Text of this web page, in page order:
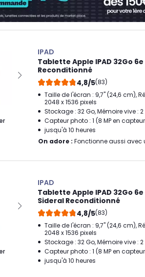
IPAD
Tablette Apple IPAD 32Go 6e
Reconditionné
4,8/5(83)
Taille de l'écran : 9,7" (24,6 cm),
2048 x 1536 pixels
Stockage : 32 Go, Mémoire vive : 2
Capteur photo : 1 (8 MP en
jusqu'à 10 heures
On adore : Fonctionne aussi avec
IPAD
Tablette Apple IPAD 32Go
Sideral Reconditionné
4,8/5(83)
Taille de l'écran : 9,7" (24,6 cm),
2048 x 1536 pixels
Stockage : 32 Go, Mémoire vive : 2
Capteur photo : 1 (8 MP en
jusqu'à 10 heures